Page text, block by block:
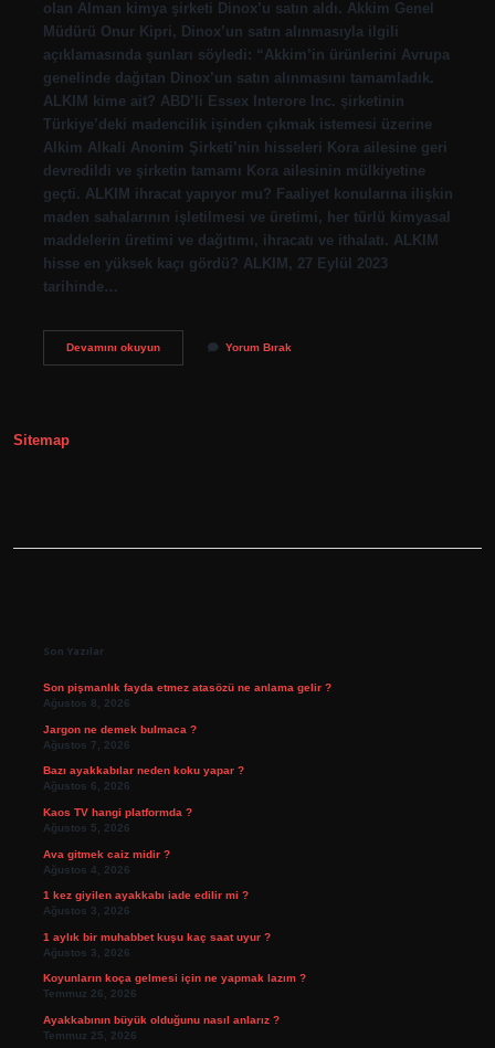
olan Alman kimya şirketi Dinox’u satın aldı. Akkim Genel
Müdürü Onur Kipri, Dinox’un satın alınmasıyla ilgili
açıklamasında şunları söyledi: “Akkim’in ürünlerini Avrupa
genelinde dağıtan Dinox’un satın alınmasını tamamladık.
ALKIM kime ait? ABD’li Essex Interore Inc. şirketinin
Türkiye’deki madencilik işinden çıkmak istemesi üzerine
Alkim Alkali Anonim Şirketi’nin hisseleri Kora ailesine geri
devredildi ve şirketin tamamı Kora ailesinin mülkiyetine
geçti. ALKIM ihracat yapıyor mu? Faaliyet konularına ilişkin
maden sahalarının işletilmesi ve üretimi, her türlü kimyasal
maddelerin üretimi ve dağıtımı, ihracatı ve ithalatı. ALKIM
hisse en yüksek kaçı gördü? ALKIM, 27 Eylül 2023
tarihinde…
Devamını okuyunAlkim
Yorum Bırak
Sitemap
Son Yazılar
Son pişmanlık fayda etmez atasözü ne anlama gelir ?
Ağustos 8, 2026
Jargon ne demek bulmaca ?
Ağustos 7, 2026
Bazı ayakkabılar neden koku yapar ?
Ağustos 6, 2026
Kaos TV hangi platformda ?
Ağustos 5, 2026
Ava gitmek caiz midir ?
Ağustos 4, 2026
1 kez giyilen ayakkabı iade edilir mi ?
Ağustos 3, 2026
1 aylık bir muhabbet kuşu kaç saat uyur ?
Ağustos 3, 2026
Koyunların koça gelmesi için ne yapmak lazım ?
Temmuz 26, 2026
Ayakkabının büyük olduğunu nasıl anlarız ?
Temmuz 25, 2026